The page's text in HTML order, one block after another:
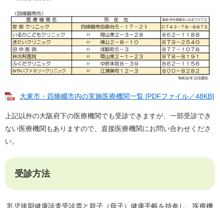
大東市・四條畷市内の実施医療機関一覧 [PDFファイル／48KB]
上記以外の大阪府下の医療機関でも受診できますが、一部受診でき
ない医療機関もありますので、直接医療機関にお問い合わせくださ
い。
受診方法
乳児後期健康診査受診票と親子（母子）健康手帳を持参し、医療機